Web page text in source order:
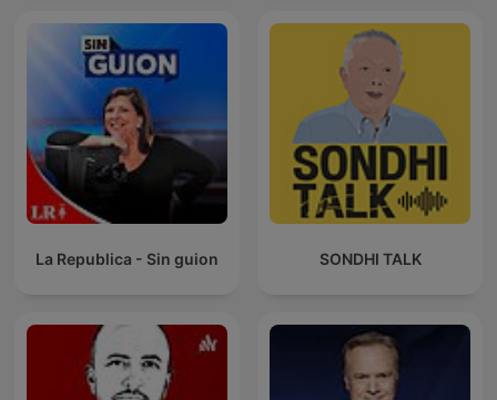
La Republica - Sin guion SONDHI TALK